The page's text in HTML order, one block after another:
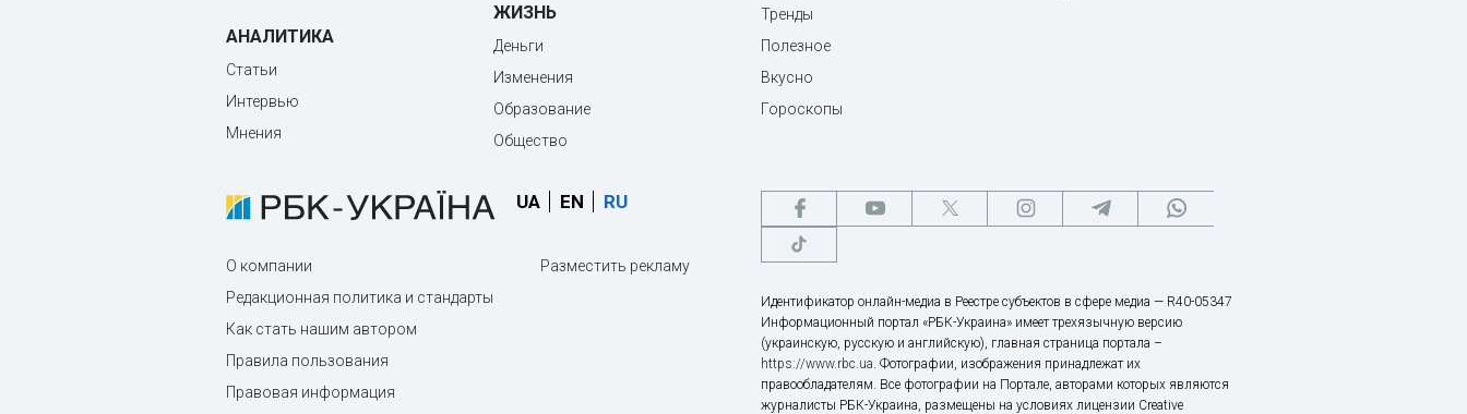
АНАЛИТИКА
Статьи
Интервью
Мнения
ЖИЗНЬ
Деньги
Изменения
Образование
Общество
Тренды
Полезное
Вкусно
Гороскопы
UA EN RU
О компании
Редакционная политика и стандарты
Как стать нашим автором
Правила пользования
Правовая информация
Разместить рекламу
Идентификатор онлайн-медиа в Реестре субъектов в сфере медиа — R40-05347
Информационный портал «РБК-Украина» имеет трехязычную версию
(украинскую, русскую и английскую), главная страница портала –
https://www.rbc.ua. Фотографии, изображения принадлежат их
правообладателям. Все фотографии на Портале, авторами которых являются
журналисты РБК-Украина, размещены на условиях лицензии Creative